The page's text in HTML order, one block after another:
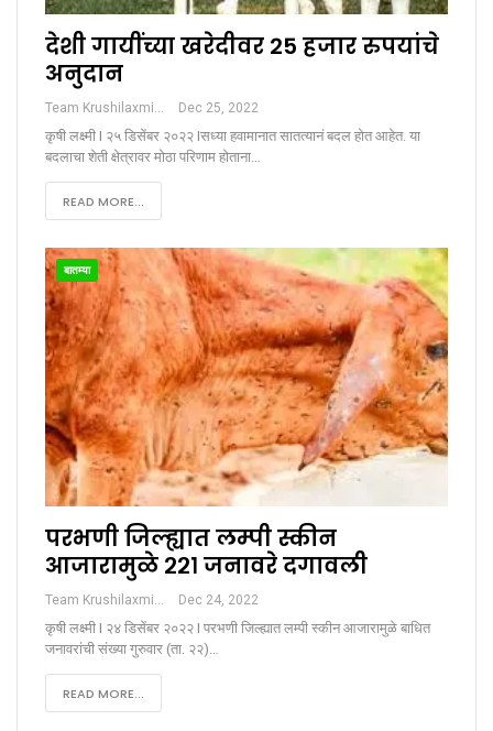
देशी गायींच्या खरेदीवर 25 हजार रुपयांचे
अनुदान
Team Krushilaxmi Dec 25, 2022
कृषी लक्ष्मी I २५ डिसेंबर २०२२ Iसध्या हवामानात सातत्यानं बदल होत आहेत. या
बदलाचा शेती क्षेत्रावर मोठा परिणाम होताना…
READ MORE...
बातम्या
परभणी जिल्ह्यात लम्पी स्कीन
आजारामुळे २२१ जनावरे दगावली
Dec 24, 2022
कृषी लक्ष्मी I २४ डिसेंबर २०२२ I परभणी जिल्ह्यात लम्पी स्कीन आजारामुळे बाधित
जनावरांची संख्या गुरुवार (ता. २२)…
READ MORE...